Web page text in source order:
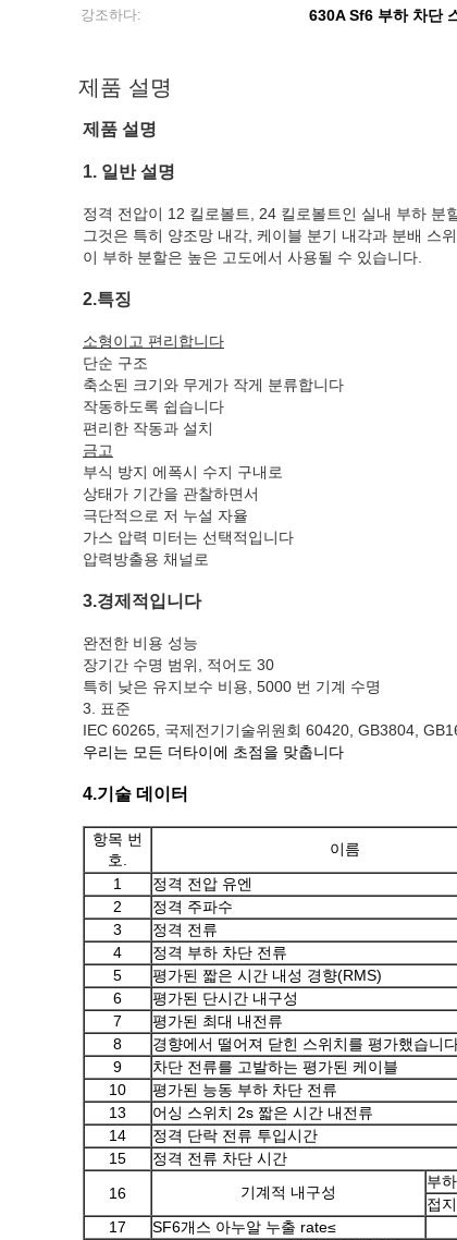
강조하다:
630A Sf6 부하 차단
제품 설명
제품 설명
1. 일반 설명
정격 전압이 12 킬로볼트, 24 킬로볼트인 실내 부하 분
그것은 특히 양조망 내각, 케이블 분기 내각과 분배 스
이 부하 분할은 높은 고도에서 사용될 수 있습니다.
2.특징
소형이 고 편리합니다
단순 구조
축소된 크기와 무게가 작게 분류합니다
작동하도록 쉽습니다
편리한 작동과 설치
금고
부식 방지 에폭시 수지 구내로
상태가 기간을 관찰하면서
극단적으로 저 누설 자율
가스 압력 미터는 선택적입니다
압력방출용 채널로
3.경제적입니다
완전한 비용 성능
장기간 수명 범위, 적어도 30
특히 낮은 유지보수 비용, 5000 번 기계 수명
3. 표준
IEC 60265, 국제전기기술위원회 60420, GB3804,
우리는 모든 더타이에 초점을 맞춥니다
4.기술 데이터
항목 번
호.
이름
1
정격 전압 유엔
2
정격 주파수
3
정격 전류
4
정격 부하 차단 전류
5
평가된 짧은 시간 내성 경향(RMS)
6
평가된 단시간 내구성
7
평가된 최대 내전류
8
경향에서 떨어져 닫힌 스위치를 평가했습니
9
차단 전류를 고발하는 평가된 케이블
10
평가된 능동 부하 차단 전류
13
어싱 스위치 2s 짧은 시간 내전류
14
정격 단락 전류 투입시간
15
정격 전류 차단 시간
16
기계적 내구성
부
접
17
SF6개스 아누알 누출 rate≤